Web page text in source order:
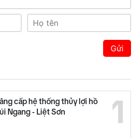
Gửi
1
cấp hệ thống thủy lợi hồ
Ngang - Liệt Sơn